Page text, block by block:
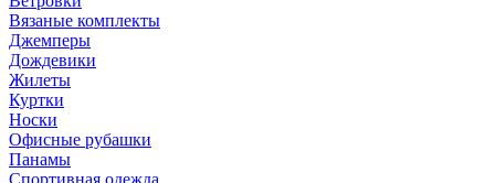
Вязаные комплекты
Джемперы
Дождевики
Жилеты
Куртки
Носки
Офисные рубашки
Панамы